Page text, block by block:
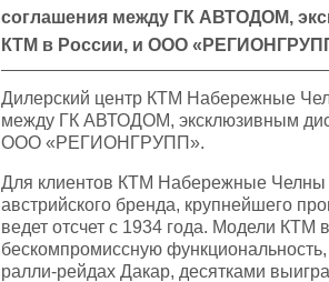
соглашения между ГК АВТОДОМ,
КТМ в России, и ООО
Дилерский центр КТМ Набережные
между ГК АВТОДОМ, эксклюзивным
ООО «РЕГИОНГРУПП».
Для клиентов КТМ Набережные Челны
австрийского бренда, крупнейшего
ведет отсчет с 1934 года. Модели
бескомпромиссную
ралли-рейдах Дакар, десятками